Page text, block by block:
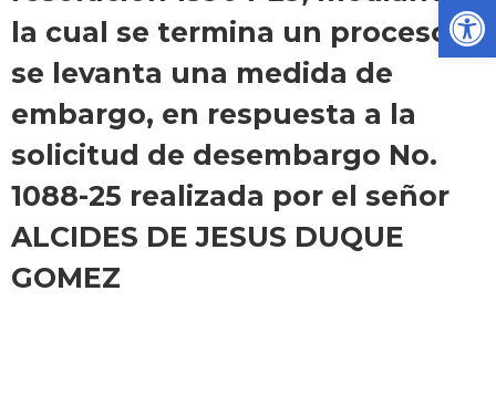
la cual se termina un proceso y
se levanta una medida de
embargo, en respuesta a la
solicitud de desembargo No.
1088-25 realizada por el señor
ALCIDES DE JESUS DUQUE
GOMEZ